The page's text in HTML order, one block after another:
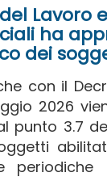
Lavoro
ha
dei
con il
2026
punto 3.7